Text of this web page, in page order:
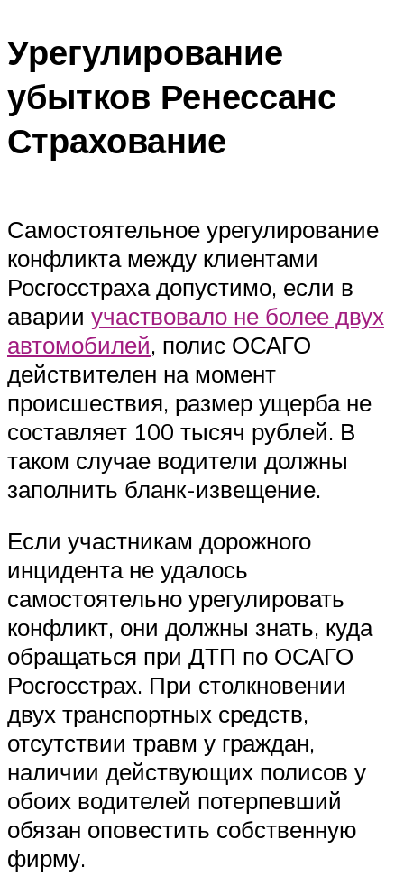
Урегулирование
убытков Ренессанс
Страхование
Самостоятельное урегулирование
конфликта между клиентами
Росгосстраха допустимо, если в
аварии участвовало не более двух
автомобилей, полис ОСАГО
действителен на момент
происшествия, размер ущерба не
составляет 100 тысяч рублей. В
таком случае водители должны
заполнить бланк-извещение.
Если участникам дорожного
инцидента не удалось
самостоятельно урегулировать
конфликт, они должны знать, куда
обращаться при ДТП по ОСАГО
Росгосстрах. При столкновении
двух транспортных средств,
отсутствии травм у граждан,
наличии действующих полисов у
обоих водителей потерпевший
обязан оповестить собственную
фирму.